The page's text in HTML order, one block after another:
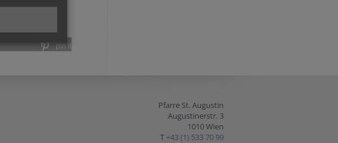
pin it
Pfarre St. Augustin
Augustinerstr. 3
1010 Wien
T +43 (1) 533 70 99